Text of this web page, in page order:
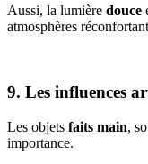
Aussi, la lumière douce
atmosphères
9. Les influences
Les objets faits main,
importance.